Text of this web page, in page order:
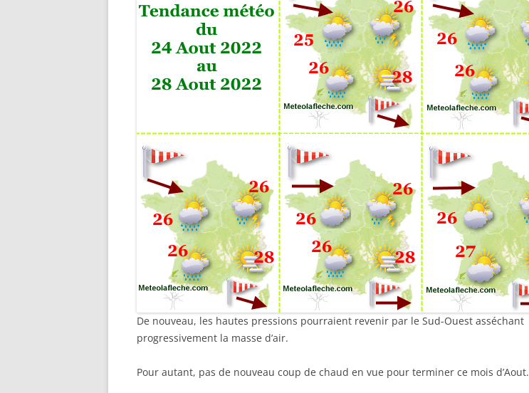
De nouveau, les hautes pressions pourraient revenir par le Sud-Ouest asséchant
progressivement la masse d’air.
Pour autant, pas de nouveau coup de chaud en vue pour terminer ce mois d’Aout.